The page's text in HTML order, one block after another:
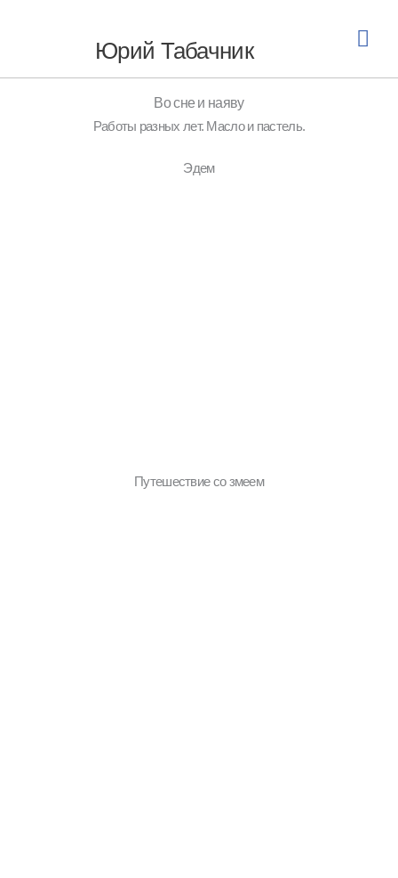
Юрий Табачник
Во сне и наяву
Работы разных лет. Масло и пастель.
Эдем
Путешествие со змеем